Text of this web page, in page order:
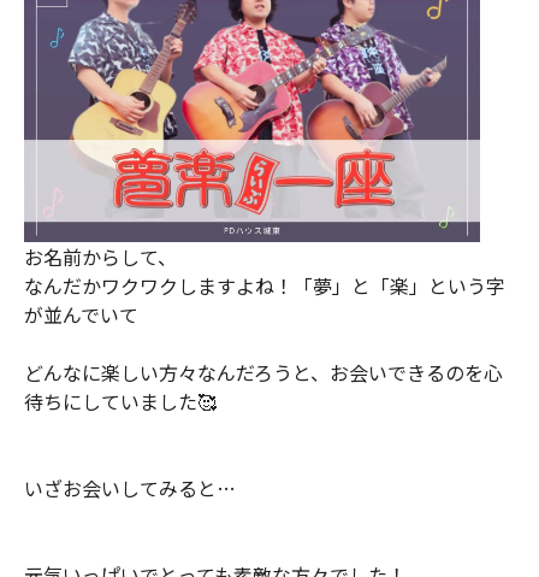
お名前からして、
なんだかワクワクしますよね！「夢」と「楽」という字
が並んでいて
どんなに楽しい方々なんだろうと、お会いできるのを心
待ちにしていました🥰
いざお会いしてみると…